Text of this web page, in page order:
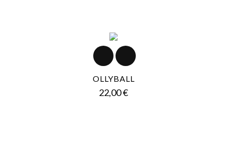
OLLYBALL
22,00 €Prezzo